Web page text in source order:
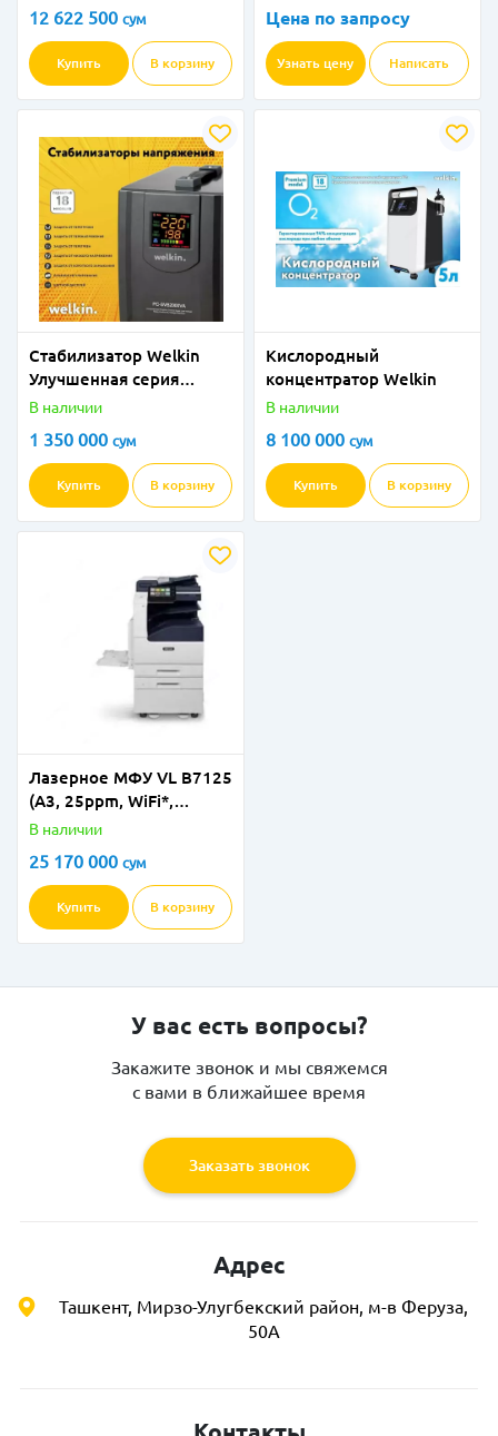
12 622 500 сум
Купить В корзину
Цена по запросу
Узнать цену Написать
Стабилизатор Welkin
Улучшенная серия
2000VA
В наличии
1 350 000 сум
Купить В корзину
Кислородный
концентратор Welkin
В наличии
8 100 000 сум
Купить В корзину
Лазерное МФУ VL B7125
(A3, 25ppm, WiFi*,
duplex, DADF, LAN)
В наличии
25 170 000 сум
Купить В корзину
У вас есть вопросы?
Закажите звонок и мы свяжемся
с вами в ближайшее время
Заказать звонок
Адрес
Ташкент, Мирзо-Улугбекский район, м-в Феруза,
50А